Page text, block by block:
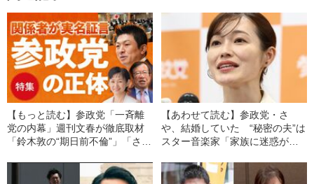
【もっと読む】参政党「一斉離
党の内幕」週刊文春が徹底取材
「鈴木敦の“期日前不倫”」「さ
【あわせて読む】参政党・さ
や、結婚していた “秘密の夫”は
スター音楽家「家族に迷惑がか
せていた」《参院選東京で2位当
選》